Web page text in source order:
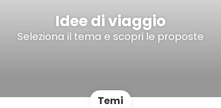
Idee di viaggio
Seleziona il tema e scopri le proposte
Temi